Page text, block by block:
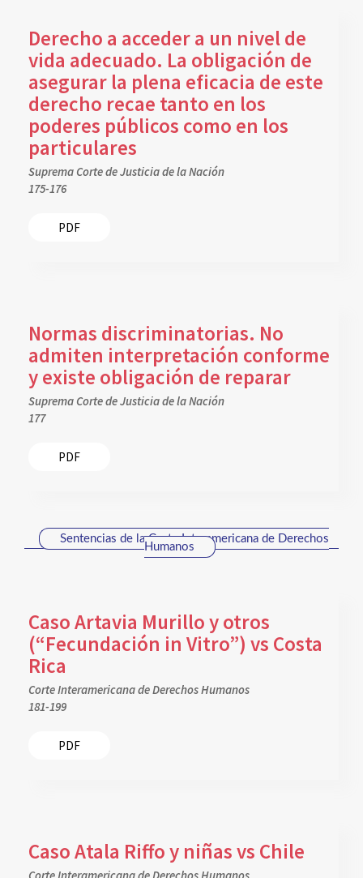
Derecho a acceder a un nivel de
vida adecuado. La obligación de
asegurar la plena eficacia de este
derecho recae tanto en los
poderes públicos como en los
particulares
Suprema Corte de Justicia de la Nación
175-176
PDF
Normas discriminatorias. No
admiten interpretación conforme
y existe obligación de reparar
Suprema Corte de Justicia de la Nación
177
PDF
Sentencias de la Corte Interamericana de Derechos
Humanos
Caso Artavia Murillo y otros
(“Fecundación in Vitro”) vs Costa
Rica
Corte Interamericana de Derechos Humanos
181-199
PDF
Caso Atala Riffo y niñas vs Chile
Corte Interamericana de Derechos Humanos